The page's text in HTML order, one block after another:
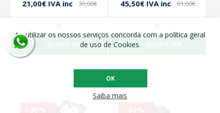
21,00€ IVA inc
30,00€
QUERO VER
45,50€ IVA inc
91,00€
Ao utilizar os nossos serviços concorda com a política geral
de uso de Cookies.
OK
Saiba mais